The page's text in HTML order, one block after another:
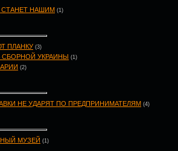
НАШИМ (1)
ПЛАНКУ (3)
УКРАИНЫ (1)
(2)
НЕ УДАРЯТ ПО ПРЕДПРИНИМАТЕЛЯМ (4)
МУЗЕЙ (1)